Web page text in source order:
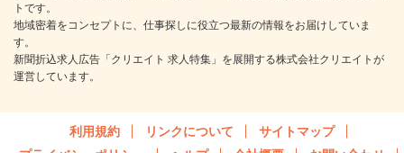
トです。
地域密着をコンセプトに、仕事探しに役立つ最新の情報をお届けしていま
す。
新聞折込求人広告「クリエイト 求人特集」を展開する株式会社クリエイトが
運営しています。
利用規約 リンクについて
サイトマップ